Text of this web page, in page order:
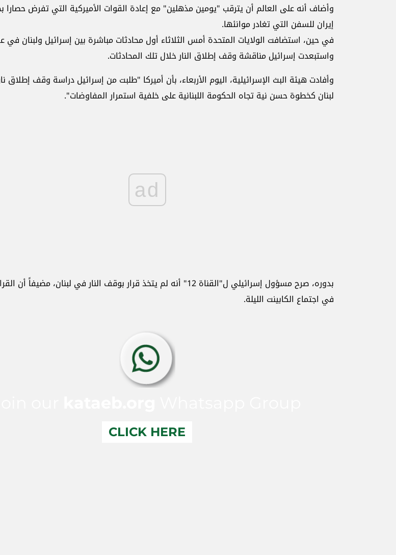
وأضاف أنه على العالم أن يترقب "يومين مذهلين" مع إعادة القوات الأميركية التي تفرض حصارا
إيران للسفن التي تغادر موانئها.
في حين، استضافت الولايات المتحدة أمس الثلاثاء أول محادثات مباشرة بين إسرائيل ولبنان في
واستبعدت إسرائيل مناقشة وقف إطلاق النار خلال تلك المحادثات.
وأفادت هيئة البث الإسرائيلية، اليوم الأربعاء، بأن أميركا "طلبت من إسرائيل دراسة وقف
لبنان كخطوة حسن نية تجاه الحكومة اللبنانية على خلفية استمرار المفاوضات".
ad
بدوره، صرح مسؤول إسرائيلي ل"القناة 12" أنه لم يتخذ قرار بوقف النار في لبنان،
في اجتماع الكابينت الليلة.
CLICK HERE